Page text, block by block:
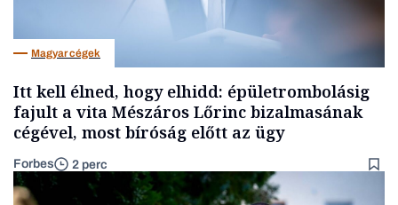
Magyar cégek
Itt kell élned, hogy elhidd: épületrombolásig
fajult a vita Mészáros Lőrinc bizalmasának
cégével, most bíróság előtt az ügy
Forbes 2 perc